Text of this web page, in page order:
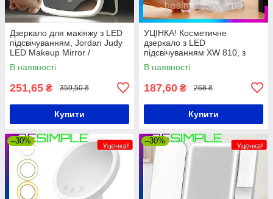
Дзеркало для макіяжу з LED
підсвічуванням, Jordan Judy
LED Makeup Mirror /
Настільне дзеркало
акумуляторне
В наявності
251,65 ₴ 359,50 ₴
Купити
УЦІНКА! Косметичне
дзеркало з LED
підсвічуванням XW 810, з
USB / Потрійне сенсорне
дзеркало для макіяжу
В наявності
187,60 ₴ 268 ₴
Купити
–30% –30%